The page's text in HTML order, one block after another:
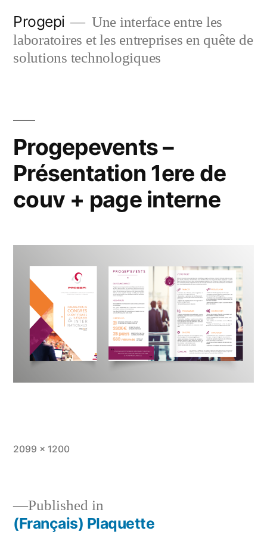
content
Progepi
Une interface entre les
laboratoires et les entreprises en quête de
solutions technologiques
Progepevents –
Présentation 1ere de
couv + page interne
Full
2099 × 1200
Published in
(Français) Plaquette